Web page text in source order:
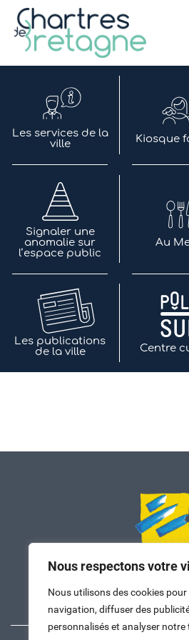
Nous respectons votre
Nous utilisons des cookies
navigation, diffuser des
personnalisés et analyser
Aller
contenu
Bienvenue sur le site de la
Ville Zéro phyto / 4 fleurs
Les services de la
ville
Kiosque
Signaler une
anomalie sur
l’espace public
Au
Les publications
de la ville
Centre
Nous